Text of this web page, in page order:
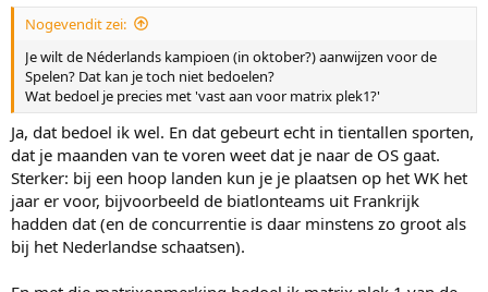
Nogevendit zei:
Je wilt de Néderlands kampioen (in oktober?) aanwijzen voor de
Spelen? Dat kan je toch niet bedoelen?
Wat bedoel je precies met 'vast aan voor matrix plek1?'
Ja, dat bedoel ik wel. En dat gebeurt echt in tientallen sporten,
dat je maanden van te voren weet dat je naar de OS gaat.
Sterker: bij een hoop landen kun je je plaatsen op het WK het
jaar er voor, bijvoorbeeld de biatlonteams uit Frankrijk
hadden dat (en de concurrentie is daar minstens zo groot als
bij het Nederlandse schaatsen).